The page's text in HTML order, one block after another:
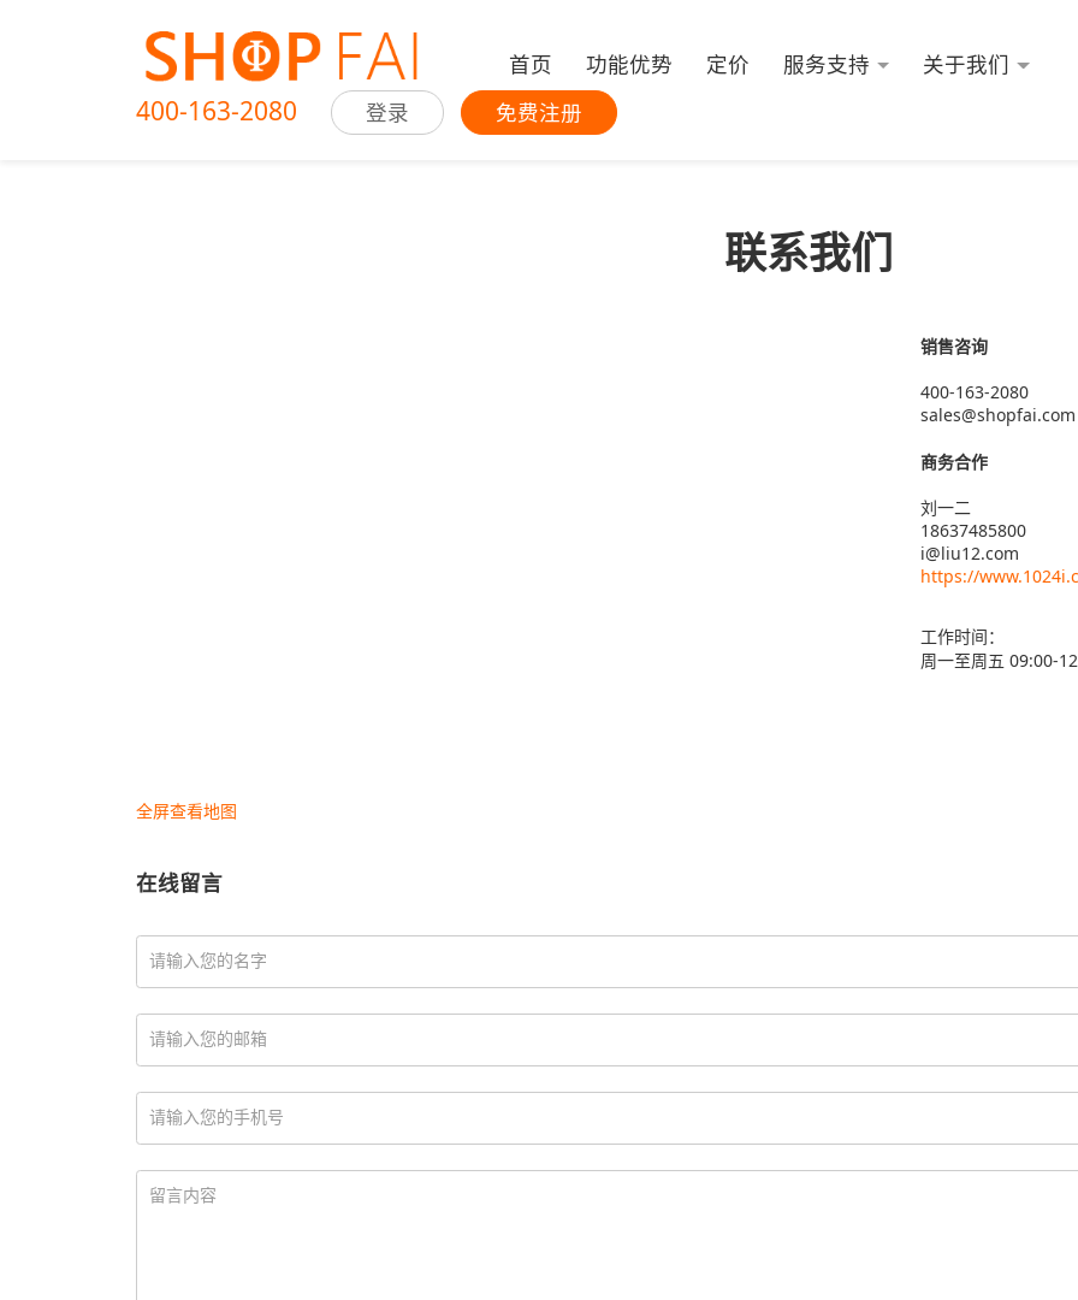
首页 功能优势 定价 服务支持 关于我们
400-163-2080 登录 免费注册
联系我们
全屏查看地图
销售咨询
400-163-2080
sales@shopfai.com
商务合作
刘一二
18637485800
i@liu12.com
https://
工作时间：
周一至周五 09:00-
在线留言